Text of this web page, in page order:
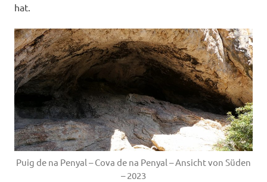
hat.
Puig de na Penyal – Cova de na Penyal – Ansicht von Süden
– 2023